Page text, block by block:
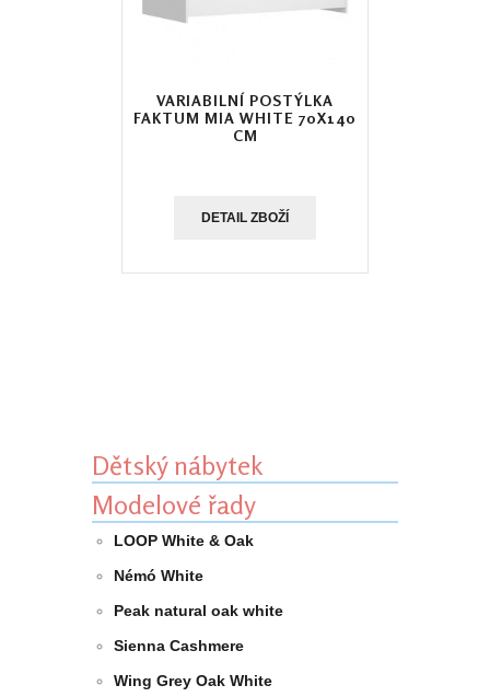
VARIABILNÍ POSTÝLKA
FAKTUM MIA WHITE 70X140
CM
DETAIL ZBOŽÍ
Dětský nábytek
Modelové řady
LOOP White & Oak
Némó White
Peak natural oak white
Sienna Cashmere
Wing Grey Oak White